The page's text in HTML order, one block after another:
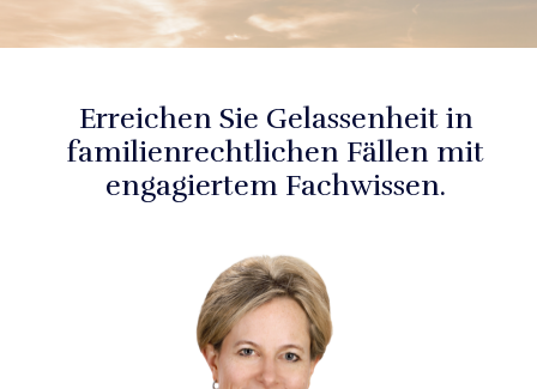
Erreichen Sie Gelassenheit in
familienrechtlichen Fällen mit
engagiertem Fachwissen.